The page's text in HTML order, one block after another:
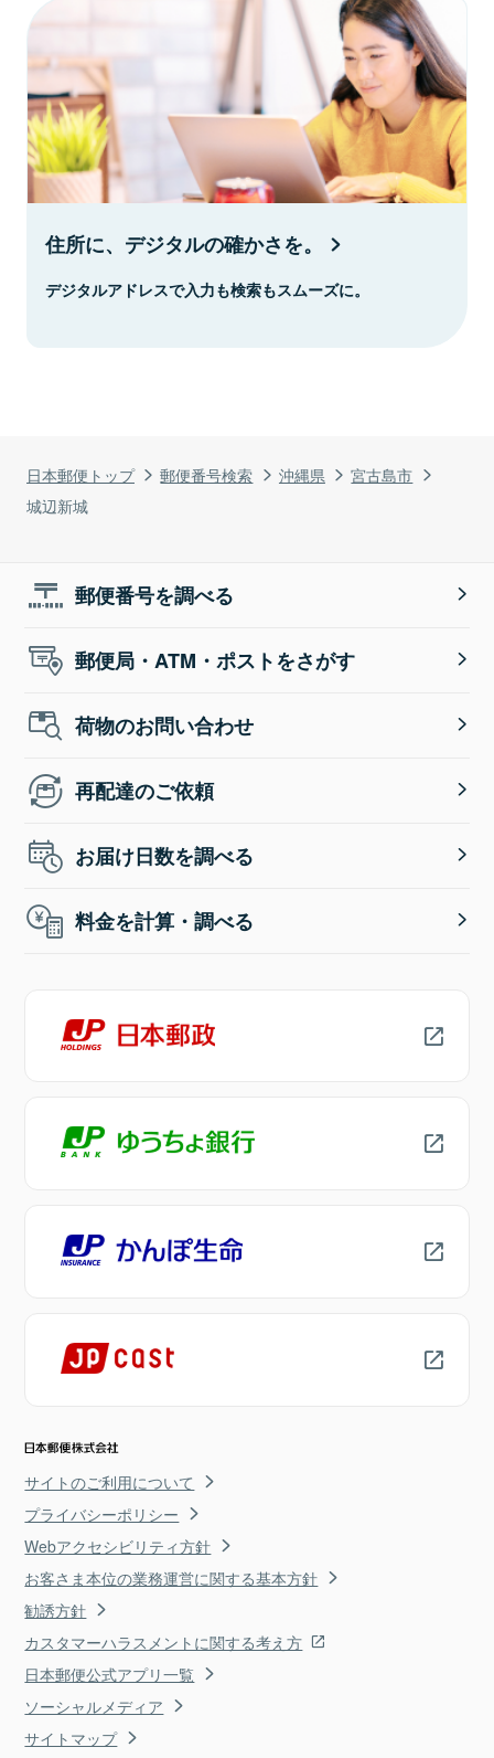
日本郵便トップ 郵便番号検索 沖縄県
宮古島市
城辺新城
住所に、デジタルの確かさを。
デジタルアドレスで入力も検索もスムーズに。
郵便番号を調べる
郵便局・ATM・ポストをさがす
荷物のお問い合わせ
再配達のご依頼
お届け日数を調べる
料金を計算・調べる
サイトのご利用について
プライバシーポリシー
Webアクセシビリティ方針
お客さま本位の業務運営に関する基本方針
勧誘方針
カスタマーハラスメントに関する考え方
日本郵便公式アプリ一覧
ソーシャルメディア
サイトマップ